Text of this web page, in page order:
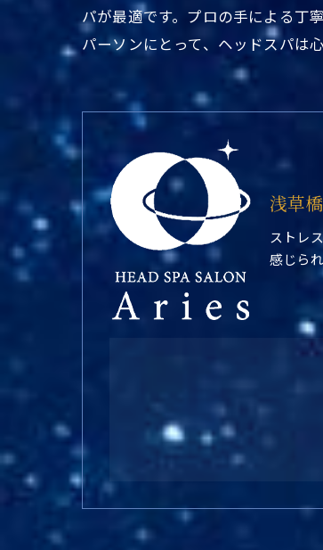
パが最適です。プロの手による丁
パーソンにとって、ヘッドスパは
浅草
ストレ
感じら